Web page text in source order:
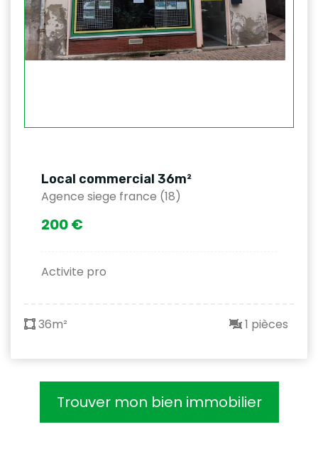
Local commercial 36m²
Agence siege france (18)
200 €
Activite pro
36m² 1 pièces
Trouver mon bien immobilier